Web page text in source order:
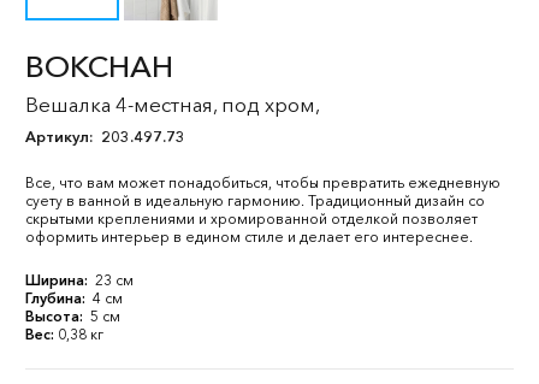
ВОКСНАН
Вешалка 4-местная, под хром,
Артикул: 203.497.73
Все, что вам может понадобиться, чтобы превратить ежедневную
суету в ванной в идеальную гармонию. Традиционный дизайн со
скрытыми креплениями и хромированной отделкой позволяет
оформить интерьер в едином стиле и делает его интереснее.
Ширина: 23 см
Глубина: 4 см
Высота: 5 см
Вес: 0,38 кг